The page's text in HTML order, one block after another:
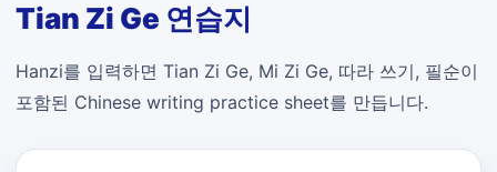
Tian Zi Ge 연습지
Hanzi를 입력하면 Tian Zi Ge, Mi Zi Ge, 따라 쓰기, 필순이
포함된 Chinese writing practice sheet를 만듭니다.